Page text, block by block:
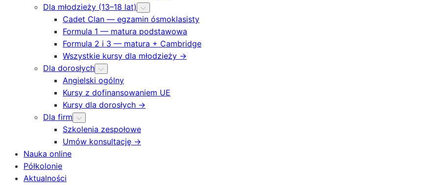
Dla młodzieży (13–18 lat)
Cadet Clan — egzamin ósmoklasisty
Formula 1 — matura podstawowa
Formula 2 i 3 — matura + Cambridge
Wszystkie kursy dla młodzieży →
Dla dorosłych
Angielski ogólny
Kursy z dofinansowaniem UE
Kursy dla dorosłych →
Dla firm
Szkolenia zespołowe
Umów konsultację →
Nauka online
Półkolonie
Aktualności